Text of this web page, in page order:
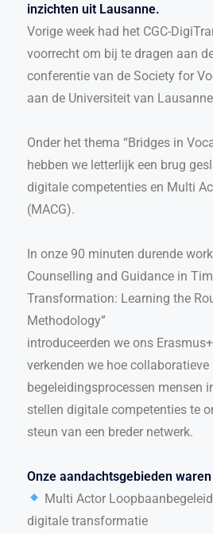
inzichten uit Lausanne.
Vorige week had het CGC-
voorrecht om bij te dragen aan
conferentie van de Society for
aan de Universiteit van
Onder het thema “Bridges in
hebben we letterlijk een brug
digitale competenties en Multi
(MACG).
In onze 90 minuten durende
Counselling and Guidance in
Transformation: Learning the
Methodology”
introduceerden we ons
verkenden we hoe collaboratieve
begeleidingsprocessen mensen
stellen digitale competenties te
steun van een breder netwerk.
Onze aandachtsgebieden
Multi Actor
digitale transformatie